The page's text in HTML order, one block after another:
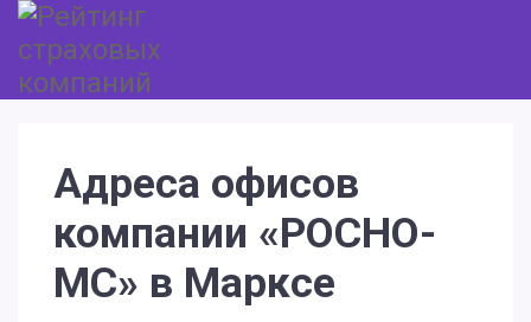
Адреса офисов
компании «РОСНО-
МС» в Марксе